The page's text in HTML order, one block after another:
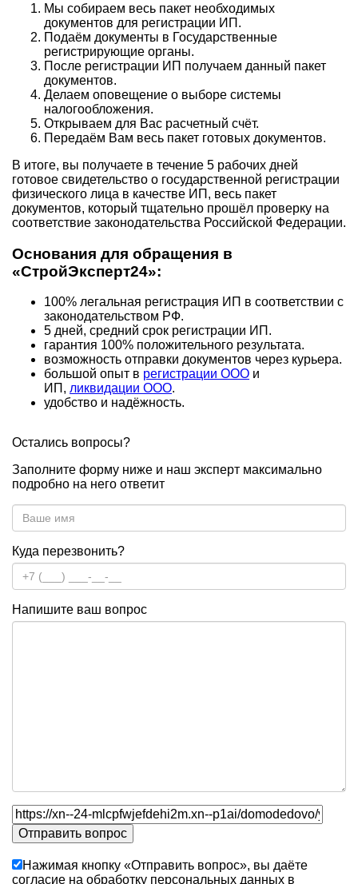
Мы собираем весь пакет необходимых
документов для регистрации ИП.
Подаём документы в Государственные
регистрирующие органы.
После регистрации ИП получаем данный пакет
документов.
Делаем оповещение о выборе системы
налогообложения.
Открываем для Вас расчетный счёт.
Передаём Вам весь пакет готовых документов.
В итоге, вы получаете в течение 5 рабочих дней
готовое свидетельство о государственной регистрации
физического лица в качестве ИП, весь пакет
документов, который тщательно прошёл проверку на
соответствие законодательства Российской Федерации.
Основания для обращения в
«СтройЭксперт24»:
100% легальная регистрация ИП в соответствии с
законодательством РФ.
5 дней, средний срок регистрации ИП.
гарантия 100% положительного результата.
возможность отправки документов через курьера.
большой опыт в регистрации ООО и
ИП, ликвидации ООО.
удобство и надёжность.
Остались вопросы?
Заполните форму ниже и наш эксперт максимально
подробно на него ответит
Куда перезвонить?
Напишите ваш вопрос
Нажимая кнопку «Отправить вопрос», вы даёте
согласие на обработку персональных данных в